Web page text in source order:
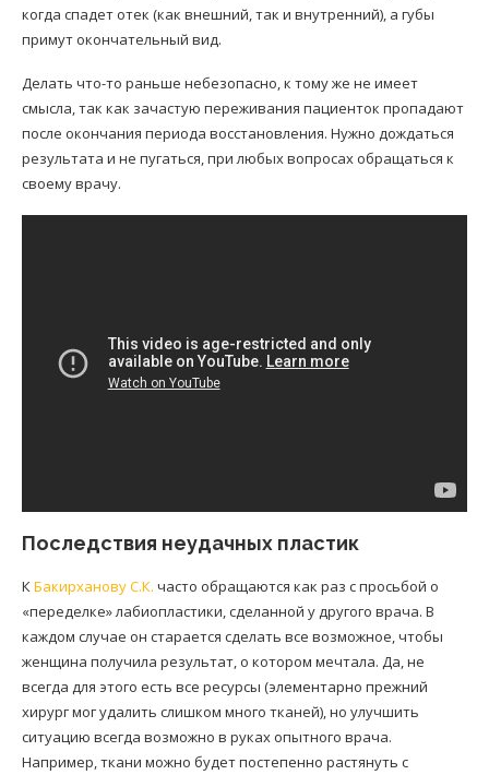
когда спадет отек (как внешний, так и внутренний), а губы
примут окончательный вид.
Делать что-то раньше небезопасно, к тому же не имеет
смысла, так как зачастую переживания пациенток пропадают
после окончания периода восстановления. Нужно дождаться
результата и не пугаться, при любых вопросах обращаться к
своему врачу.
Последствия неудачных пластик
КБакирханову С.К. часто обращаются как раз с просьбой о
«переделке» лабиопластики, сделанной у другого врача. В
каждом случае он старается сделать все возможное, чтобы
женщина получила результат, о котором мечтала. Да, не
всегда для этого есть все ресурсы (элементарно прежний
хирург мог удалить слишком много тканей), но улучшить
ситуацию всегда возможно в руках опытного врача.
Например, ткани можно будет постепенно растянуть с